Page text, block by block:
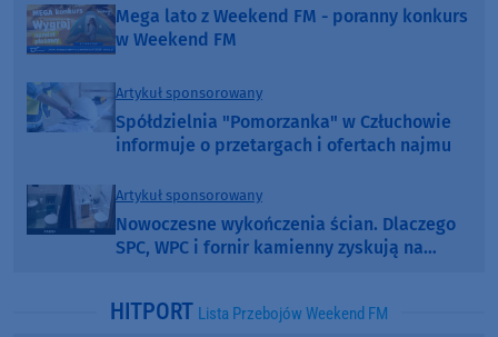
Mega lato z Weekend FM - poranny konkurs
w Weekend FM
Artykuł sponsorowany
Spółdzielnia "Pomorzanka" w Człuchowie
informuje o przetargach i ofertach najmu
Artykuł sponsorowany
Nowoczesne wykończenia ścian. Dlaczego
SPC, WPC i fornir kamienny zyskują na
HITPORT Lista Przebojów Weekend FM